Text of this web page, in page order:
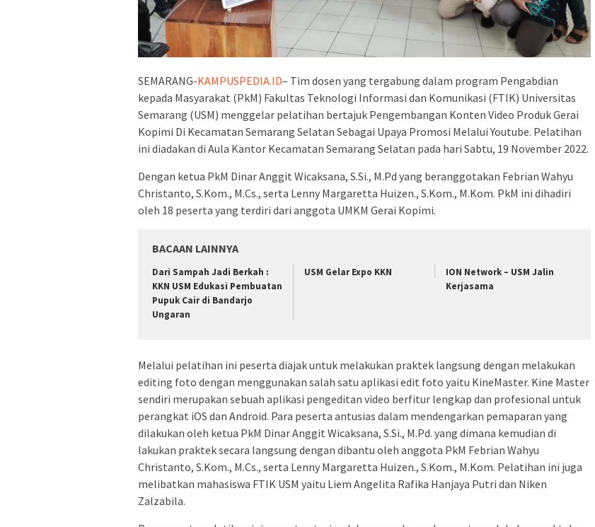
SEMARANG-KAMPUSPEDIA.ID– Tim dosen yang tergabung dalam program Pengabdian
kepada Masyarakat (PkM) Fakultas Teknologi Informasi dan Komunikasi (FTIK) Universitas
Semarang (USM) menggelar pelatihan bertajuk Pengembangan Konten Video Produk Gerai
Kopimi Di Kecamatan Semarang Selatan Sebagai Upaya Promosi Melalui Youtube. Pelatihan
ini diadakan di Aula Kantor Kecamatan Semarang Selatan pada hari Sabtu, 19 November 2022.
Dengan ketua PkM Dinar Anggit Wicaksana, S.Si., M.Pd yang beranggotakan Febrian Wahyu
Christanto, S.Kom., M.Cs., serta Lenny Margaretta Huizen., S.Kom., M.Kom. PkM ini dihadiri
oleh 18 peserta yang terdiri dari anggota UMKM Gerai Kopimi.
BACAAN LAINNYA
Dari Sampah Jadi Berkah :
KKN USM Edukasi Pembuatan
Pupuk Cair di Bandarjo
Ungaran
USM Gelar Expo KKN
ION Network – USM Jalin
Kerjasama
Melalui pelatihan ini peserta diajak untuk melakukan praktek langsung dengan melakukan
editing foto dengan menggunakan salah satu aplikasi edit foto yaitu KineMaster. Kine Master
sendiri merupakan sebuah aplikasi pengeditan video berfitur lengkap dan profesional untuk
perangkat iOS dan Android. Para peserta antusias dalam mendengarkan pemaparan yang
dilakukan oleh ketua PkM Dinar Anggit Wicaksana, S.Si., M.Pd. yang dimana kemudian di
lakukan praktek secara langsung dengan dibantu oleh anggota PkM Febrian Wahyu
Christanto, S.Kom., M.Cs., serta Lenny Margaretta Huizen., S.Kom., M.Kom. Pelatihan ini juga
melibatkan mahasiswa FTIK USM yaitu Liem Angelita Rafika Hanjaya Putri dan Niken
Zalzabila.